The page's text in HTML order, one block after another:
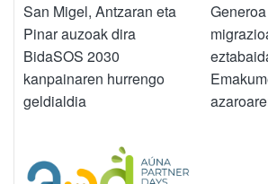
San Migel, Antzaran eta
Pinar auzoak dira
BidaSOS 2030
kanpainaren hurrengo
geldialdia